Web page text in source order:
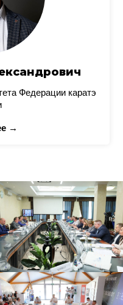
Федерации каратэ
→